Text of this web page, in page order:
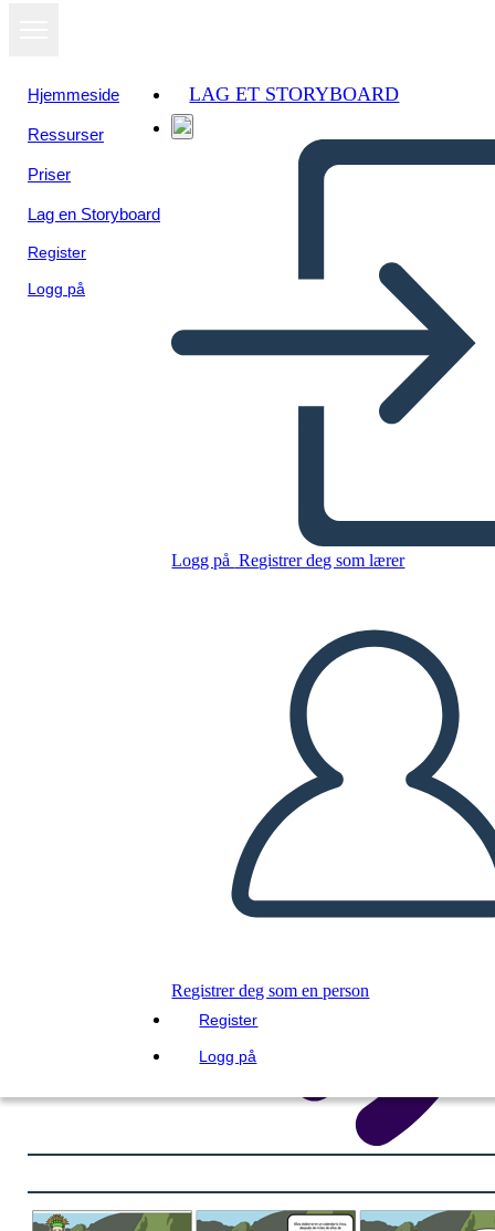
Hjemmeside
Ressurser
Priser
Lag en Storyboard
Register
Logg på
LAG ET STORYBOARD
Logg på Registrer deg som lærer
Registrer deg som en person
Register
Logg på
SPILLE AV LYSBILDEFREMVISNING
LES FOR MEG
Vis som
lysbildefremvisning